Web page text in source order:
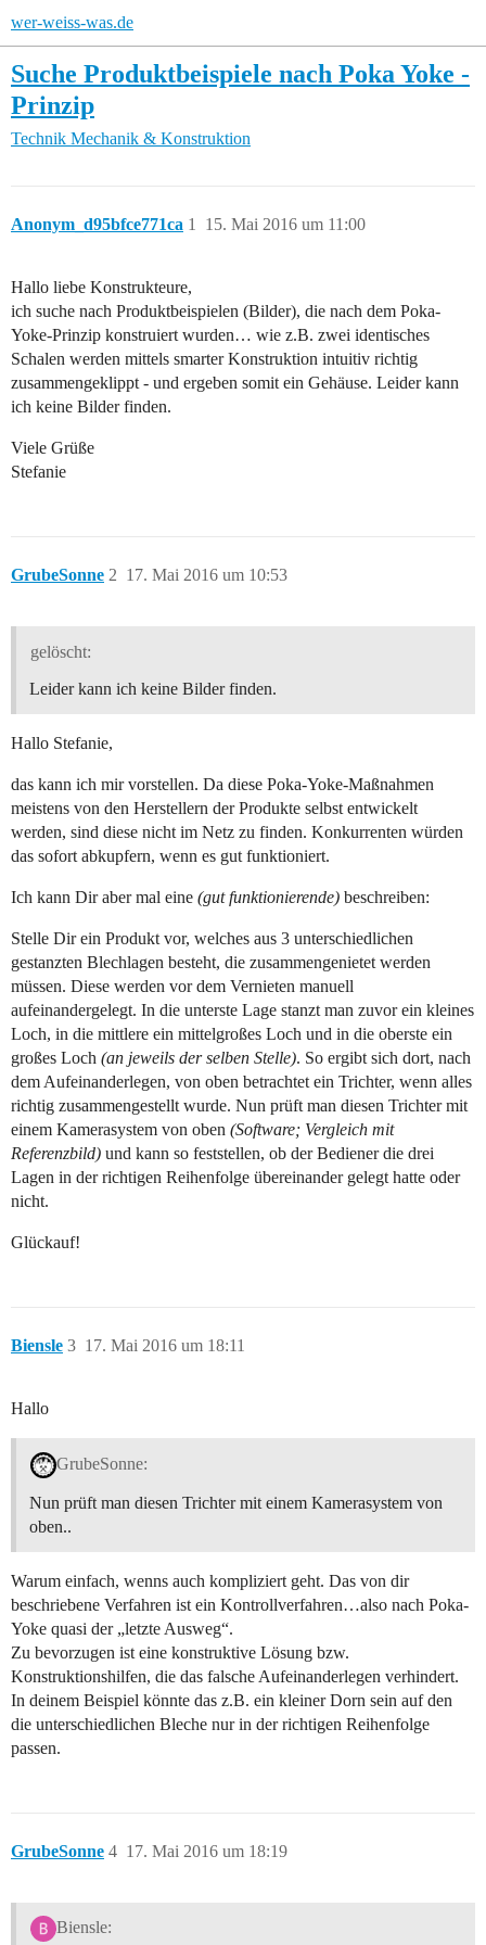
wer-weiss-was.de
Suche Produktbeispiele nach Poka Yoke -
Prinzip
Technik Mechanik & Konstruktion
Anonym_d95bfce771ca 15. Mai 2016 um 11:00
1
Hallo liebe Konstrukteure,
ich suche nach Produktbeispielen (Bilder), die nach dem Poka-
Yoke-Prinzip konstruiert wurden… wie z.B. zwei identisches
Schalen werden mittels smarter Konstruktion intuitiv richtig
zusammengeklippt - und ergeben somit ein Gehäuse. Leider kann
ich keine Bilder finden.
Viele Grüße
Stefanie
GrubeSonne 17. Mai 2016 um 10:53
2
gelöscht:
Leider kann ich keine Bilder finden.
Hallo Stefanie,
das kann ich mir vorstellen. Da diese Poka-Yoke-Maßnahmen
meistens von den Herstellern der Produkte selbst entwickelt
werden, sind diese nicht im Netz zu finden. Konkurrenten würden
das sofort abkupfern, wenn es gut funktioniert.
Ich kann Dir aber mal eine (gut funktionierende) beschreiben:
Stelle Dir ein Produkt vor, welches aus 3 unterschiedlichen
gestanzten Blechlagen besteht, die zusammengenietet werden
müssen. Diese werden vor dem Vernieten manuell
aufeinandergelegt. In die unterste Lage stanzt man zuvor ein kleines
Loch, in die mittlere ein mittelgroßes Loch und in die oberste ein
großes Loch (an jeweils der selben Stelle). So ergibt sich dort, nach
dem Aufeinanderlegen, von oben betrachtet ein Trichter, wenn alles
richtig zusammengestellt wurde. Nun prüft man diesen Trichter mit
einem Kamerasystem von oben (Software; Vergleich mit
Referenzbild) und kann so feststellen, ob der Bediener die drei
Lagen in der richtigen Reihenfolge übereinander gelegt hatte oder
nicht.
Glückauf!
Biensle 17. Mai 2016 um 18:11
3
Hallo
GrubeSonne:
Nun prüft man diesen Trichter mit einem Kamerasystem von
oben..
Warum einfach, wenns auch kompliziert geht. Das von dir
beschriebene Verfahren ist ein Kontrollverfahren…also nach Poka-
Yoke quasi der „letzte Ausweg“.
Zu bevorzugen ist eine konstruktive Lösung bzw.
Konstruktionshilfen, die das falsche Aufeinanderlegen verhindert.
In deinem Beispiel könnte das z.B. ein kleiner Dorn sein auf den
die unterschiedlichen Bleche nur in der richtigen Reihenfolge
passen.
GrubeSonne 17. Mai 2016 um 18:19
4
Biensle: